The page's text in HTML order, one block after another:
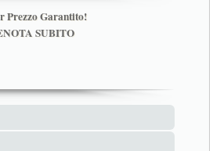
Prezzo Garantito!
SUBITO